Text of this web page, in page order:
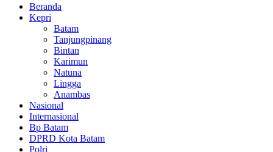
Beranda
Kepri
Batam
Tanjungpinang
Bintan
Karimun
Natuna
Lingga
Anambas
Nasional
Internasional
Bp Batam
DPRD Kota Batam
Polri